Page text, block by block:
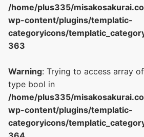
/home/plus335/
wp-content/plugins/templatic-
categoryicons/
363
Warning: Trying to access array
type bool in
/home/plus335/
wp-content/plugins/templatic-
categoryicons/